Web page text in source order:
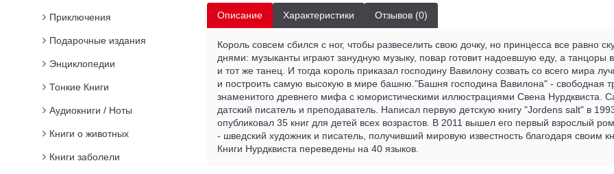
Приключения
Подарочные издания
Энциклопедии
Тонкие Книги
Аудиокниги / Ноты
Книги о животных
Книги заболели
Описание Характеристики Отзывов (0)
Король совсем сбился с ног, чтобы развеселить свою дочку, но принцесса все равно
днями: музыканты играют занудную музыку, повар готовит надоевшую еду, а танцоры
и тот же танец. И тогда король приказал господину Вавилону созвать со всего мира
и построить самую высокую в мире башню."Башня господина Вавилона" - свободная
знаменитого древнего мифа с юмористическими иллюстрациями Свена Нурдквиста.
датский писатель и преподаватель. Написал первую детскую книгу "Jordens salt" в
опубликовал 35 книг для детей всех возрастов. В 2011 вышел его первый взрослый
- шведский художник и писатель, получивший мировую известность благодаря своим
Книги Нурдквиста переведены на 40 языков.